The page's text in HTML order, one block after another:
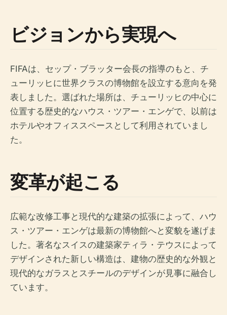
ビジョンから実現へ
FIFAは、セップ・ブラッター会長の指導のもと、チ
ューリッヒに世界クラスの博物館を設立する意向を発
表しました。選ばれた場所は、チューリッヒの中心に
位置する歴史的なハウス・ツアー・エンゲで、以前は
ホテルやオフィススペースとして利用されていまし
た。
変革が起こる
広範な改修工事と現代的な建築の拡張によって、ハウ
ス・ツアー・エンゲは最新の博物館へと変貌を遂げま
した。著名なスイスの建築家ティラ・テウスによって
デザインされた新しい構造は、建物の歴史的な外観と
現代的なガラスとスチールのデザインが見事に融合し
ています。